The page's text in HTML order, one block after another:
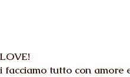
tutto con amore